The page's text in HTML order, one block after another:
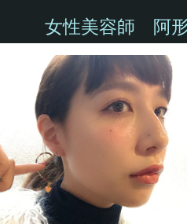
女性美容師 阿